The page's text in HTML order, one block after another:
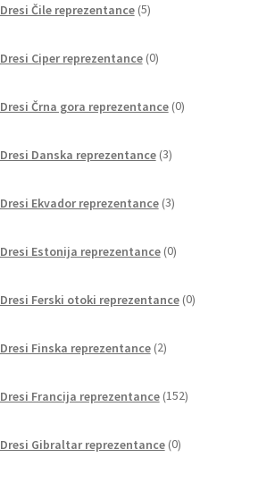
Dresi Čile reprezentance 5izdelkov
Dresi Ciper reprezentance 0izdelkov
Dresi Črna gora reprezentance 0izdelkov
Dresi Danska reprezentance 3izdelki
Dresi Ekvador reprezentance 3izdelki
Dresi Estonija reprezentance 0izdelkov
Dresi Ferski otoki reprezentance 0izdelkov
Dresi Finska reprezentance 2izdelka
Dresi Francija reprezentance 152izdelkov
Dresi Gibraltar reprezentance 0izdelkov